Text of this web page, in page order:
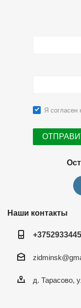
Я согласен
Наши контакты
д. Тарасово,